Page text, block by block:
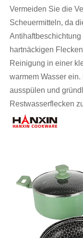
Vermeiden Sie die
Scheuermitteln, da
hartnäckigen
Reinigung in einer
warmem Wasser
ausspülen und
Restwasserflecken